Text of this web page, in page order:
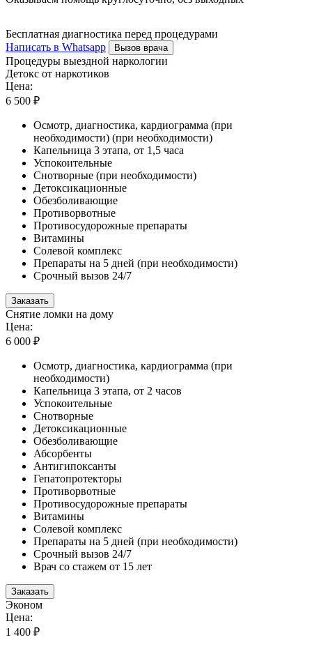
Бесплатная диагностика перед процедурами
Написать в Whatsapp
Вызов врача
Процедуры выездной наркологии
Детокс от наркотиков
Цена:
6 500 ₽
Осмотр, диагностика, кардиограмма (при
необходимости) (при необходимости)
Капельница 3 этапа, от 1,5 часа
Успокоительные
Снотворные (при необходимости)
Детоксикационные
Обезболивающие
Противорвотные
Противосудорожные препараты
Витамины
Солевой комплекс
Препараты на 5 дней (при необходимости)
Срочный вызов 24/7
Заказать
Снятие ломки на дому
Цена:
6 000 ₽
Осмотр, диагностика, кардиограмма (при
необходимости)
Капельница 3 этапа, от 2 часов
Успокоительные
Снотворные
Детоксикационные
Обезболивающие
Абсорбенты
Антигипоксанты
Гепатопротекторы
Противорвотные
Противосудорожные препараты
Витамины
Солевой комплекс
Препараты на 5 дней (при необходимости)
Срочный вызов 24/7
Врач со стажем от 15 лет
Заказать
Эконом
Цена:
1 400 ₽